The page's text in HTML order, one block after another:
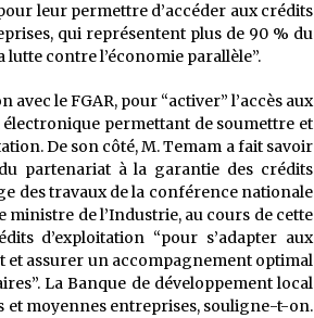
leur permettre d’accéder aux crédits
qui représentent plus de 90 % du
contre l’économie parallèle”.
le FGAR, pour “activer” l’accès aux
permettant de soumettre et
De son côté, M. Temam a fait savoir
partenariat à la garantie des crédits
des travaux de la conférence nationale
de l’Industrie, au cours de cette
d’exploitation “pour s’adapter aux
et assurer un accompagnement optimal
La Banque de développement local
et moyennes entreprises, souligne-t-on.